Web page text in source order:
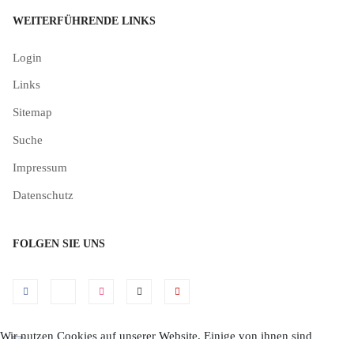
WEITERFÜHRENDE LINKS
Login
Links
Sitemap
Suche
Impressum
Datenschutz
FOLGEN SIE UNS
Wir nutzen Cookies auf unserer Website. Einige von ihnen sind